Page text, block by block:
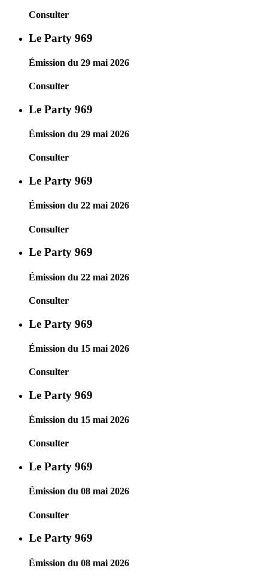
Consulter
Le Party 969
Émission du 29 mai 2026
Consulter
Le Party 969
Émission du 29 mai 2026
Consulter
Le Party 969
Émission du 22 mai 2026
Consulter
Le Party 969
Émission du 22 mai 2026
Consulter
Le Party 969
Émission du 15 mai 2026
Consulter
Le Party 969
Émission du 15 mai 2026
Consulter
Le Party 969
Émission du 08 mai 2026
Consulter
Le Party 969
Émission du 08 mai 2026